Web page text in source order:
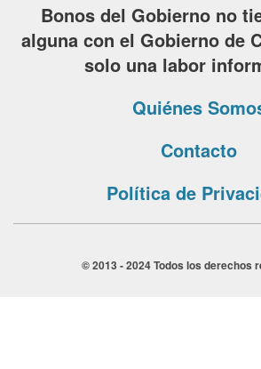
Bonos del Gobierno no
alguna con el Gobierno de
solo una labor
Quiénes
Contacto
Política de
© 2013 - 2024 Todos los derechos